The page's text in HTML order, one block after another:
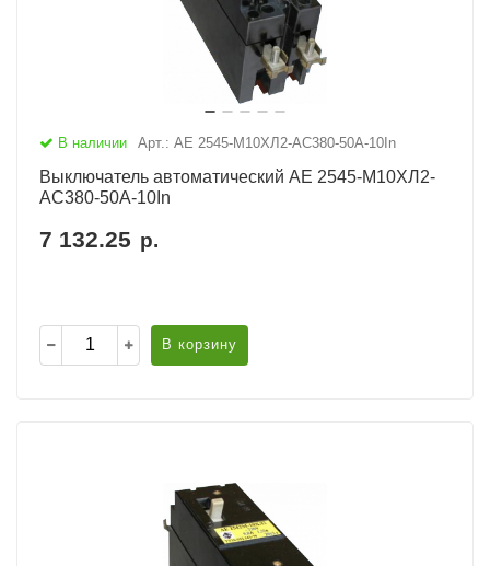
В наличии Арт.: АЕ 2545-М10ХЛ2-AC380-50А-10In
Выключатель автоматический АЕ 2545-М10ХЛ2-
AC380-50А-10In
7 132.25 р.
В корзину